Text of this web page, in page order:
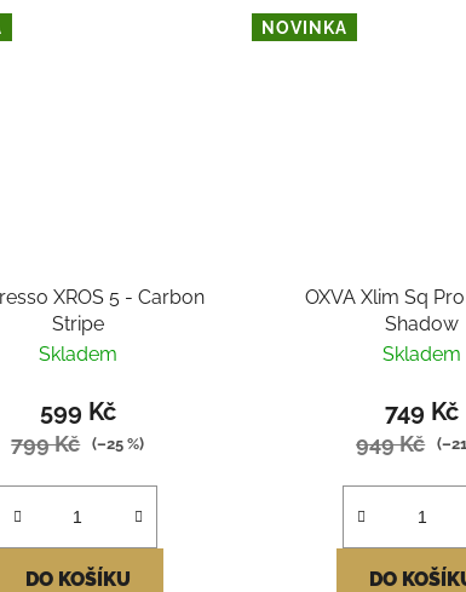
XROS 5 - Carbon
Stripe
Skladem
599 Kč
799 Kč (–25 %)
DO KOŠÍKU
NOVINKA
OXVA Xlim Sq
Shadow
Skladem
749 Kč
949 Kč
DO